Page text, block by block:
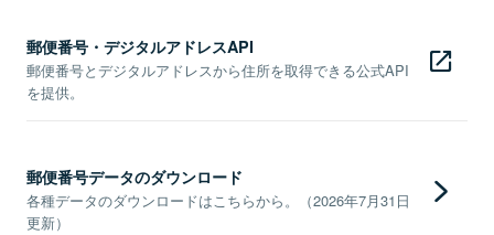
郵便番号・デジタルアドレスAPI
郵便番号とデジタルアドレスから住所を取得できる公式API
を提供。
郵便番号データのダウンロード
各種データのダウンロードはこちらから。（2026年7月31日
更新）